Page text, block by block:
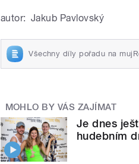
autor: Jakub Pavlovský
Všechny díly pořadu na
MOHLO BY VÁS ZAJÍMAT
Je dnes
hudebním